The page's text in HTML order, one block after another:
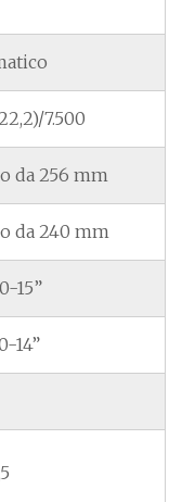
7.500
da 256 mm
da 240 mm
15”
14”